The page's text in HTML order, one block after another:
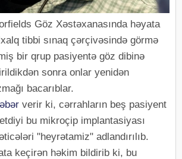
Göz Xəstəxanasında həyata
tibbi sınaq çərçivəsində görmə
bir qrup pasiyentə göz dibinə
sonra onlar yenidən
bacarıblar.
verir ki, cərrahların beş pasiyent
bu mikroçip implantasiyası
"heyrətamiz" adlandırılıb.
keçirən həkim bildirib ki, bu